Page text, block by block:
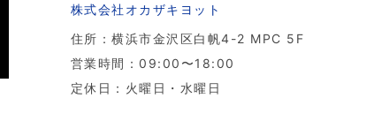
株式会社オカザキヨット
住所：横浜市金沢区白帆4-2 MPC 5F
営業時間：09:00〜18:00
定休日：火曜日・水曜日